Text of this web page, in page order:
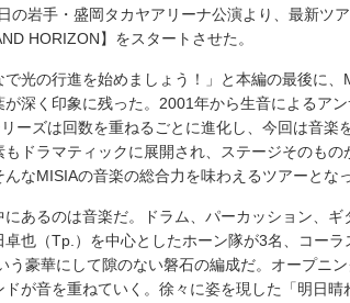
の岩手・盛岡タカヤアリーナ公演より、最新ツ
HORIZON】をスタートさせた。
光の行進を始めましょう！」と本編の最後に、
が深く印象に残った。2001年から生音によるア
リーズは回数を重ねるごとに進化し、今回は音楽
ドラマティックに展開され、ステージそのも
なMISIAの音楽の総合力を味わえるツアーとなっ
あるのは音楽だ。ドラム、パーカッション、ギ
卓也（Tp.）を中心としたホーン隊が3名、コー
う豪華にして隙のない磐石の編成だ。オープニ
ドが音を重ねていく。徐々に姿を現した「明日